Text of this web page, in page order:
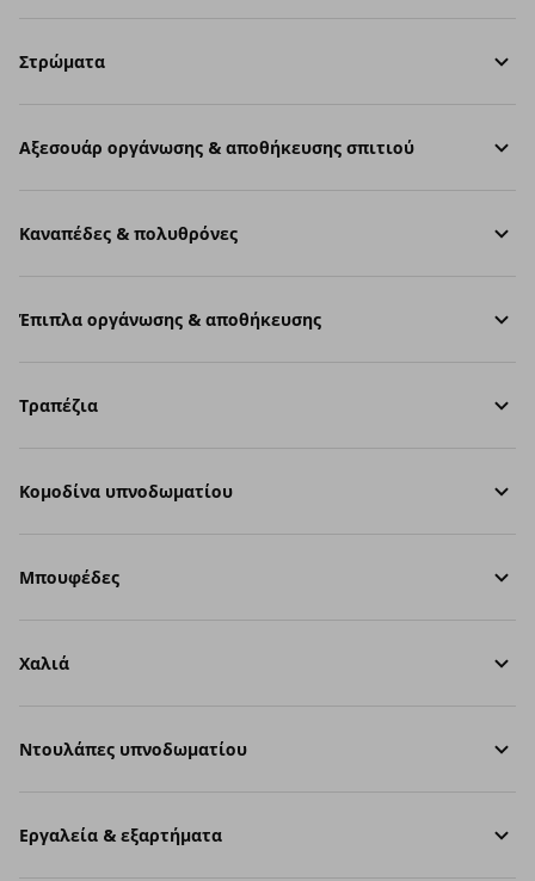
Στρώματα
Aξεσουάρ οργάνωσης & αποθήκευσης σπιτιού
Καναπέδες & πολυθρόνες
Έπιπλα οργάνωσης & αποθήκευσης
Τραπέζια
Κομοδίνα υπνοδωματίου
Μπουφέδες
Χαλιά
Ντουλάπες υπνοδωματίου
Εργαλεία & εξαρτήματα